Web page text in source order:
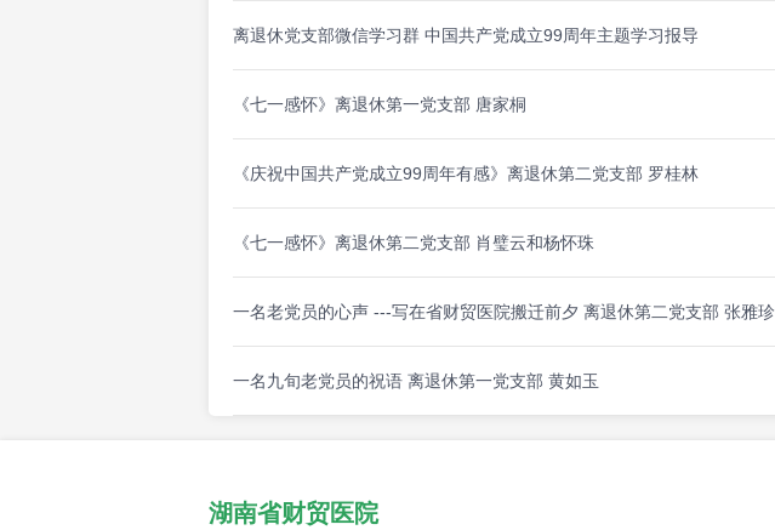
离退休党支部微信学习群 中国共产党成立99周年主题学习报导
《七一感怀》离退休第一党支部 唐家桐
《庆祝中国共产党成立99周年有感》离退休第二党支部 罗桂林
《七一感怀》离退休第二党支部 肖璧云和杨怀珠
一名老党员的心声 ---写在省财贸医院搬迁前夕 离退休第二党支部 张雅珍
一名九旬老党员的祝语 离退休第一党支部 黄如玉
湖南省财贸医院